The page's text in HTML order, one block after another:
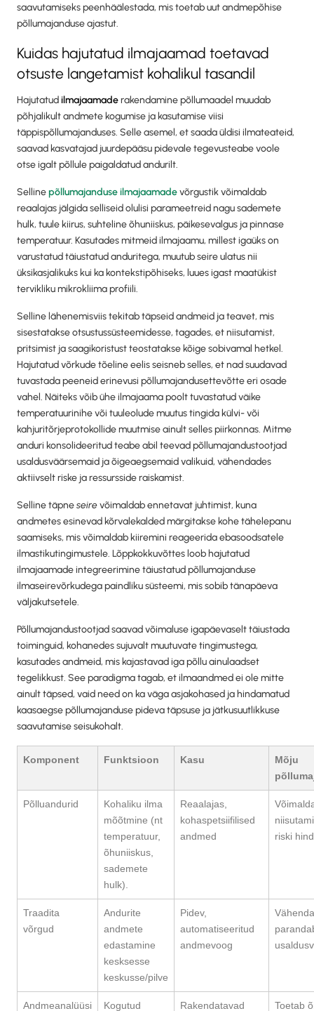
saavutamiseks peenhäälestada, mis toetab uut andmepõhise
põllumajanduse ajastut.
Kuidas hajutatud ilmajaamad toetavad
otsuste langetamist kohalikul tasandil
Hajutatudilmajaamaderakendamine põllumaadel muudab
põhjalikult andmete kogumise ja kasutamise viisi
täppispõllumajanduses. Selle asemel, et saada üldisi ilmateateid,
saavad kasvatajad juurdepääsu pidevale tegevusteabe voole
otse igalt põllule paigaldatud andurilt.
Sellinepõllumajanduse ilmajaamadevõrgustik võimaldab
reaalajas jälgida selliseid olulisi parameetreid nagu sademete
hulk, tuule kiirus, suhteline õhuniiskus, päikesevalgus ja pinnase
temperatuur. Kasutades mitmeid ilmajaamu, millest igaüks on
varustatud täiustatud anduritega, muutub seire ulatus nii
üksikasjalikuks kui ka kontekstipõhiseks, luues igast maatükist
tervikliku mikrokliima profiili.
Selline lähenemisviis tekitab täpseid andmeid ja teavet, mis
sisestatakse otsustussüsteemidesse, tagades, et niisutamist,
pritsimist ja saagikoristust teostatakse kõige sobivamal hetkel.
Hajutatud võrkude tõeline eelis seisneb selles, et nad suudavad
tuvastada peeneid erinevusi põllumajandusettevõtte eri osade
vahel. Näiteks võib ühe ilmajaama poolt tuvastatud väike
temperatuurinihe või tuuleolude muutus tingida külvi- või
kahjuritõrjeprotokollide muutmise ainult selles piirkonnas. Mitme
anduri konsolideeritud teabe abil teevad põllumajandustootjad
usaldusväärsemaid ja õigeaegsemaid valikuid, vähendades
aktiivselt riske ja ressursside raiskamist.
Selline täpneseirevõimaldab ennetavat juhtimist, kuna
andmetes esinevad kõrvalekalded märgitakse kohe tähelepanu
saamiseks, mis võimaldab kiiremini reageerida ebasoodsatele
ilmastikutingimustele. Lõppkokkuvõttes loob hajutatud
ilmajaamade integreerimine täiustatud põllumajanduse
ilmaseirevõrkudega paindliku süsteemi, mis sobib tänapäeva
väljakutsetele.
Põllumajandustootjad saavad võimaluse igapäevaselt täiustada
toiminguid, kohanedes sujuvalt muutuvate tingimustega,
kasutades andmeid, mis kajastavad iga põllu ainulaadset
tegelikkust. See paradigma tagab, et ilmaandmed ei ole mitte
ainult täpsed, vaid need on ka väga asjakohased ja hindamatud
kaasaegse põllumajanduse pideva täpsuse ja jätkusuutlikkuse
saavutamise seisukohalt.
Komponent Funktsioon Kasu
Mõju
Põlluandurid
Kohaliku ilma
mõõtmine (nt
temperatuur,
õhuniiskus,
sademete
hulk).
Reaalajas,
kohaspetsiifilised
andmed
riski
Traadita
võrgud
Andurite
andmete
edastamine
kesksesse
keskusse/pilve
Pidev,
automatiseeritud
andmevoog
Andmeanalüüsi Kogutud Rakendatavad Toetab